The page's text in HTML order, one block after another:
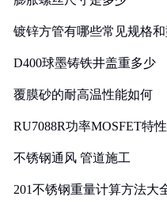
镀锌方管有哪些常见规格
D400球墨铸铁井盖重多少
覆膜砂的耐高温性能如何
RU7088R功率MOSFET特
不锈钢通风 管道施工
201不锈钢重量计算方法大